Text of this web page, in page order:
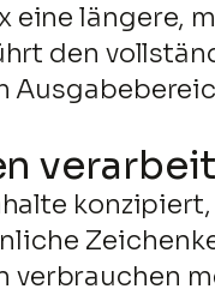
eine längere,
den